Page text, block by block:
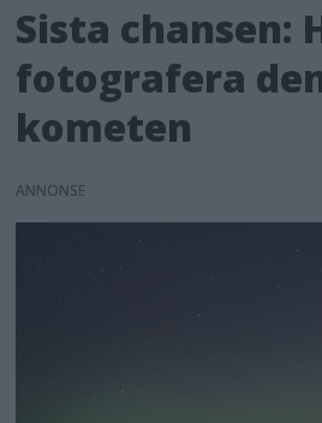
Sista chansen:
fotografera
kometen
ANNONS